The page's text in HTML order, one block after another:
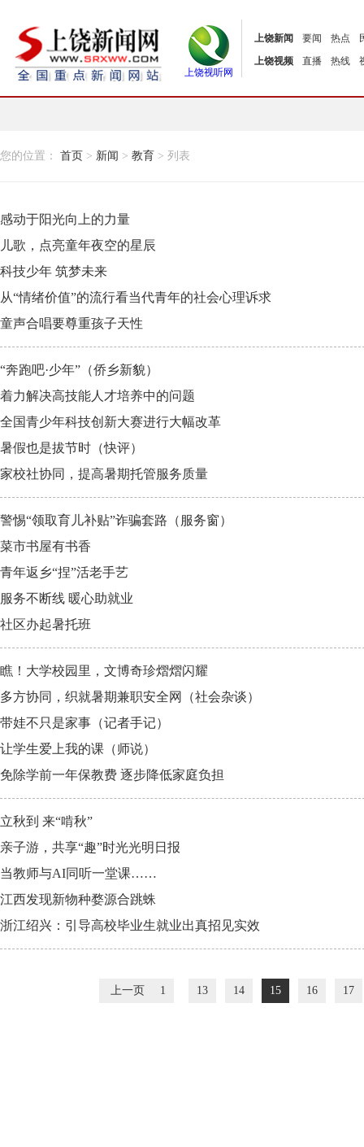
上饶视听网
上饶新闻 要闻 热点
上饶视频
直播 热线
您的位置： 首页 > 新闻 > 教育 > 列表
感动于阳光向上的力量
儿歌，点亮童年夜空的星辰
科技少年 筑梦未来
从“情绪价值”的流行看当代青年的社会心理诉求
童声合唱要尊重孩子天性
“奔跑吧·少年”（侨乡新貌）
着力解决高技能人才培养中的问题
全国青少年科技创新大赛进行大幅改革
暑假也是拔节时（快评）
家校社协同，提高暑期托管服务质量
警惕“领取育儿补贴”诈骗套路（服务窗）
菜市书屋有书香
青年返乡“捏”活老手艺
服务不断线 暖心助就业
社区办起暑托班
瞧！大学校园里，文博奇珍熠熠闪耀
多方协同，织就暑期兼职安全网（社会杂谈）
带娃不只是家事（记者手记）
让学生爱上我的课（师说）
免除学前一年保教费 逐步降低家庭负担
立秋到 来“啃秋”
亲子游，共享“趣”时光光明日报
当教师与AI同听一堂课……
江西发现新物种婺源合跳蛛
浙江绍兴：引导高校毕业生就业出真招见实效
上一页 1 13 14 15 16 17